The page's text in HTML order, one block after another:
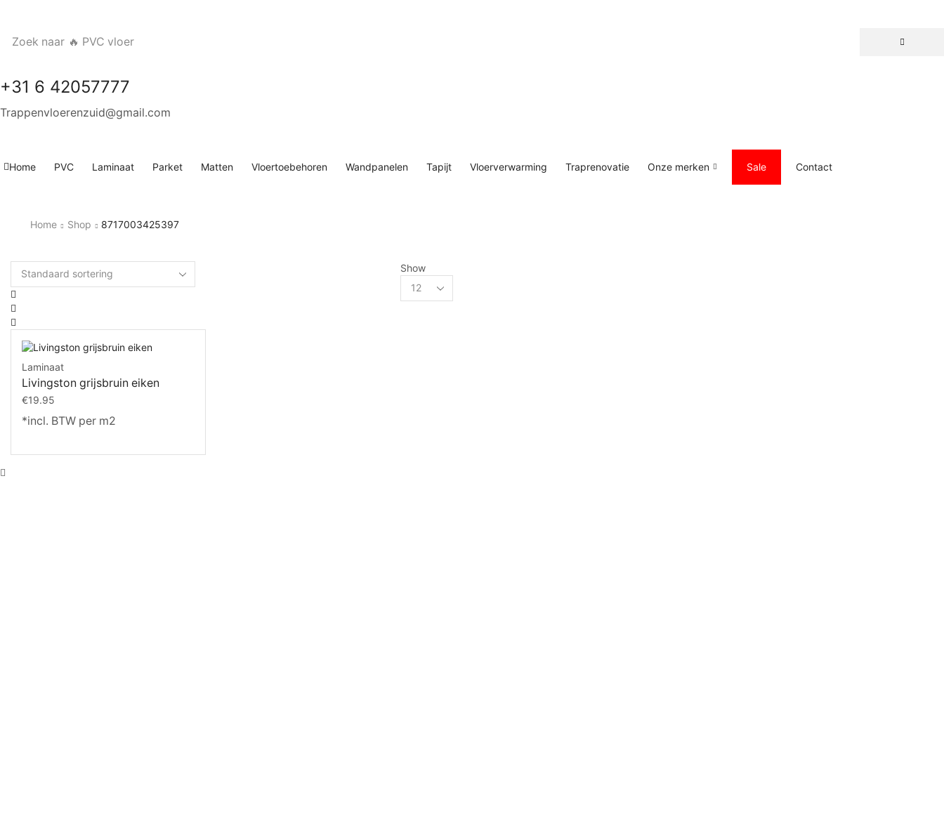
Zoek naar 🔥 PVC vloer
+31 6 42057777
Trappenvloerenzuid@gmail.com
Home PVC Laminaat Parket Matten Vloertoebehoren Wandpanelen Tapijt Vloerverwarming Traprenovatie Onze merken Sale Contact
Home Shop 8717003425397
Show
Laminaat
Livingston grijsbruin eiken
€19.95
*incl. BTW per m2